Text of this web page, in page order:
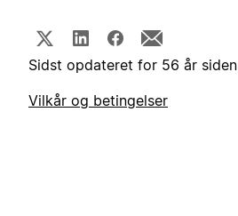
Sidst opdateret for 56 år siden
Vilkår og betingelser